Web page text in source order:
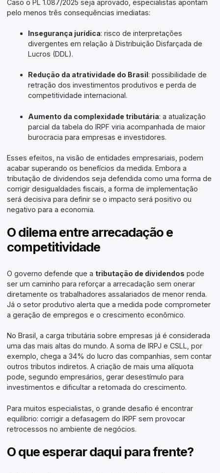
Caso o PL 1.087/2025 seja aprovado, especialistas apontam
pelo menos três consequências imediatas:
Insegurança jurídica: risco de interpretações
divergentes em relação à Distribuição Disfarçada de
Lucros (DDL).
Redução da atratividade do Brasil: possibilidade de
retração dos investimentos produtivos e perda de
competitividade internacional.
Aumento da complexidade tributária: a atualização
parcial da tabela do IRPF viria acompanhada de maior
burocracia para empresas e investidores.
Esses efeitos, na visão de entidades empresariais, podem
acabar superando os benefícios da medida. Embora a
tributação de dividendos seja defendida como uma forma de
corrigir desigualdades fiscais, a forma de implementação
será decisiva para definir se o impacto será positivo ou
negativo para a economia.
O dilema entre arrecadação e
competitividade
O governo defende que a tributação de dividendos pode
ser um caminho para reforçar a arrecadação sem onerar
diretamente os trabalhadores assalariados de menor renda.
Já o setor produtivo alerta que a medida pode comprometer
a geração de empregos e o crescimento econômico.
No Brasil, a carga tributária sobre empresas já é considerada
uma das mais altas do mundo. A soma de IRPJ e CSLL, por
exemplo, chega a 34% do lucro das companhias, sem contar
outros tributos indiretos. A criação de mais uma alíquota
pode, segundo empresários, gerar desestímulo para
investimentos e dificultar a retomada do crescimento.
Para muitos especialistas, o grande desafio é encontrar
equilíbrio: corrigir a defasagem do IRPF sem provocar
retrocessos no ambiente de negócios.
O que esperar daqui para frente?